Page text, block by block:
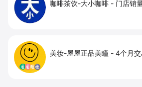
咖啡茶饮-大小咖啡 - 门店销
美妆-屋屋正品美瞳 - 4个月